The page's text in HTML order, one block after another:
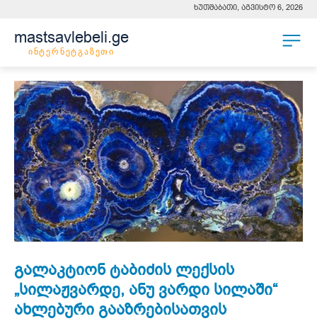
ხუთშაბათი, აგვისტო 6, 2026
mastsavlebeli.ge
ინტერნეტგაზეთი
გალაკტიონ ტაბიძის ლექსის
„სილაჟვარდე, ანუ ვარდი სილაში“
ახლებური გააზრებისათვის